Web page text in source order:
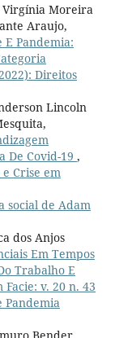
Virgínia Moreira
Araujo,
Pandemia:
Direitos
Lincoln
De Covid-19 ,
Crise em
social de Adam
dos Anjos
Em Tempos
Trabalho E
Facie: v. 20 n. 43
Pandemia